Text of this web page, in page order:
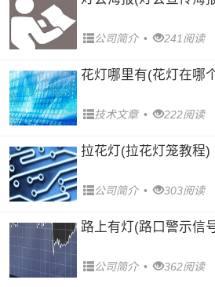
公司简介 • 241阅读
花灯哪里有(花灯在哪
技术文章 • 222阅读
拉花灯(拉花灯笼教程)
公司简介 • 303阅读
路上有灯(路口警示信
公司简介 • 362阅读